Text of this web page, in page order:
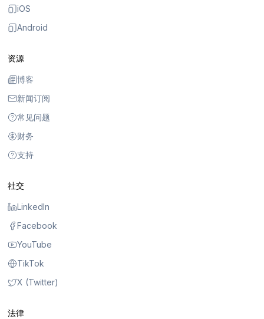
iOS
Android
资源
博客
新闻订阅
常见问题
财务
支持
社交
LinkedIn
Facebook
YouTube
TikTok
X (Twitter)
法律